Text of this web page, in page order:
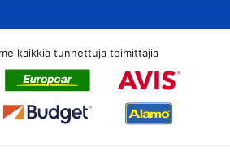
kaikkia tunnettuja toimittajia